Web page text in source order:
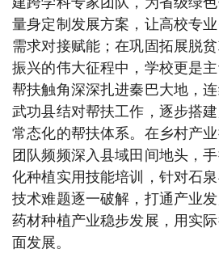
量身定制发展方案，让高校专
需求对接赋能；在巩固拓展脱
振兴的伟大征程中，学校更是
帮扶触角深深扎进秦巴大地，连
武功县结对帮扶工作，逐步搭建
常态化的帮扶体系。在乡村产
团队频频深入县域田间地头，
化种植实用技能培训，针对石
技术难题逐一破解，打通产业
药材种植产业稳步发展，用实
面发展。